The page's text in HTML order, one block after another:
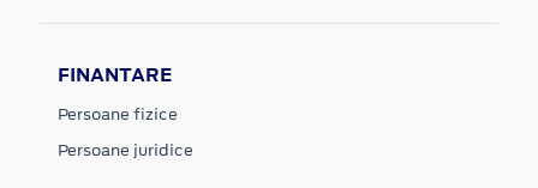
FINANTARE
Persoane fizice
Persoane juridice